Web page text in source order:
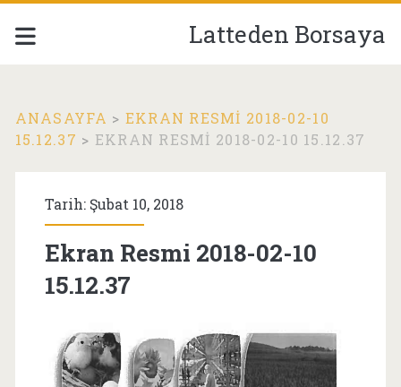
Latteden Borsaya
ANASAYFA > EKRAN RESMI 2018-02-10
15.12.37 > EKRAN RESMI 2018-02-10 15.12.37
Tarih: Şubat 10, 2018
Ekran Resmi 2018-02-10
15.12.37